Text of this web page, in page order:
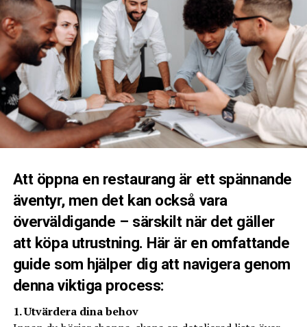
Att öppna en restaurang är ett spännande
äventyr, men det kan också vara
överväldigande – särskilt när det gäller
att köpa utrustning. Här är en omfattande
guide som hjälper dig att navigera genom
denna viktiga process:
1. Utvärdera dina behov